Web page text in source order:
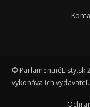
© ParlamentnéListy.sk
vykonáva ich vydavateľ.